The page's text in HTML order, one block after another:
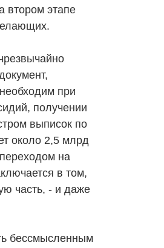
втором этапе
при
получении
выписок по
около 2,5 млрд
на
в том,
часть, - и даже
бессмысленным